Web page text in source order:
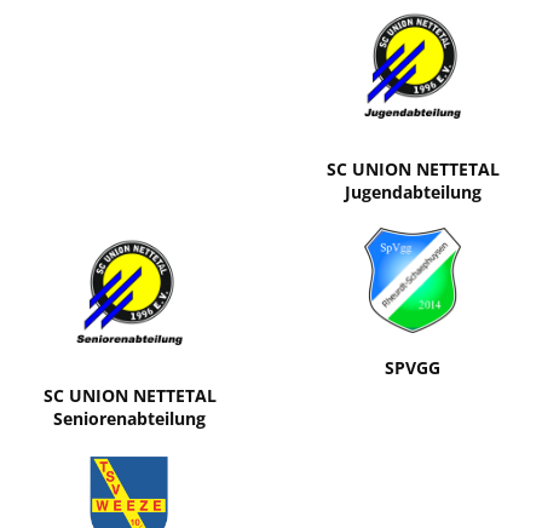
SC UNION NETTETAL
Jugendabteilung
SC UNION NETTETAL
Seniorenabteilung
SPVGG